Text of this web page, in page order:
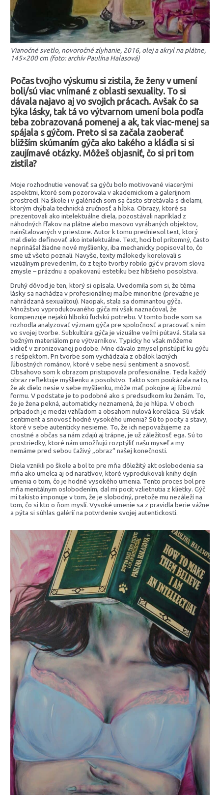
Vianočné svetlo, novoročné zlyhanie, 2016, olej a akryl na plátne,
145×200 cm (foto: archív Paulína Halasová)
Počas tvojho výskumu si zistila, že ženy v umení
boli/sú viac vnímané z oblasti sexuality. To si
dávala najavo aj vo svojich prácach. Avšak čo sa
týka lásky, tak tá vo výtvarnom umení bola podľa
teba zobrazovaná pomenej a ak, tak viac-menej sa
spájala s gýčom. Preto si sa začala zaoberať
bližším skúmaním gýča ako takého a kládla si si
zaujímavé otázky. Môžeš objasniť, čo si pri tom
zistila?
Moje rozhodnutie venovať sa gýču bolo motivované viacerými
aspektmi, ktoré som pozorovala v akademickom a galerijnom
prostredí. Na škole i v galériách som sa často stretávala s dielami,
ktorým chýbala technická zručnosť a hĺbka. Obrazy, ktoré sa
prezentovali ako intelektuálne diela, pozostávali napríklad z
náhodných fľakov na plátne alebo masovo vyrábaných objektov,
nainštalovaných v priestore. Autor k tomu predniesol text, ktorý
mal dielo definovať ako intelektuálne. Text, hoci bol prítomný, často
neprinášal žiadne nové myšlienky, iba mechanicky popisoval to, čo
sme už všetci poznali. Navyše, texty málokedy korelovali s
vizuálnym prevedením, čo z tejto tvorby robilo gýč v pravom slova
zmysle – prázdnu a opakovanú estetiku bez hlbšieho posolstva.
Druhý dôvod je ten, ktorý si opísala. Uvedomila som si, že téma
lásky sa nachádza v profesionálnej maľbe minoritne (prevažne je
nahrádzaná sexualitou). Naopak, stala sa dominantou gýča.
Množstvo vyprodukovaného gýča mi však naznačoval, že
kompenzuje nejakú hlbokú ľudskú potrebu. V tomto bode som sa
rozhodla analyzovať význam gýča pre spoločnosť a pracovať s ním
vo svojej tvorbe. Subkultúra gýča je vizuálne veľmi pútavá. Stala sa
bežným materiálom pre výtvarníkov. Typicky ho však môžeme
vidieť v zironizovanej podobe. Mne dávalo zmysel pristúpiť ku gýču
s rešpektom. Pri tvorbe som vychádzala z obálok lacných
ľúbostných románov, ktoré v sebe nesú sentiment a snovosť.
Obsahovo som k obrazom pristupovala profesionálne. Teda každý
obraz reflektuje myšlienku a posolstvo. Takto som poukázala na to,
že ak dielo nesie v sebe myšlienku, môže mať pokojne aj ľúbeznú
formu. V podstate je to podobné ako s predsudkom ku ženám. To,
že je žena pekná, automaticky neznamená, že je hlúpa. V oboch
prípadoch je medzi vzhľadom a obsahom nulová korelácia. Sú však
sentiment a snovosť hodné vysokého umenia? Sú to pocity a stavy,
ktoré v sebe autenticky nesieme. To, že ich nepovažujeme za
cnostné a občas sa nám zdajú aj trápne, je už záležitosť ega. Sú to
prostriedky, ktoré nám umožňujú rozptýliť našu myseľ a my
nemáme pred sebou ťaživý „obraz“ našej konečnosti.
Diela vznikli po škole a bol to pre mňa dôležitý akt oslobodenia sa
mňa ako umelca aj od naratívov, ktoré vyprodukovali knihy dejín
umenia o tom, čo je hodné vysokého umenia. Tento proces bol pre
mňa mentálnym oslobodením, dal mi pocit vzlietnutia z klietky. Gýč
mi takisto imponuje v tom, že je slobodný, pretože mu nezáleží na
tom, čo si kto o ňom myslí. Vysoké umenie sa z pravidla berie vážne
a pýta si súhlas galérií na potvrdenie svojej autentickosti.